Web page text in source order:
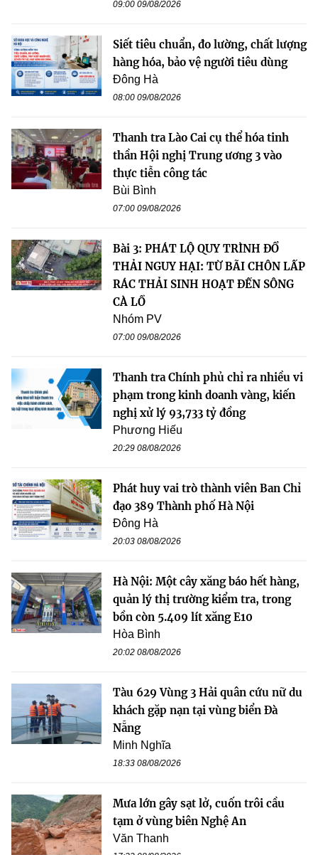
09:00 09/08/2026
Siết tiêu chuẩn, đo lường, chất lượng
hàng hóa, bảo vệ người tiêu dùng
Đông Hà
08:00 09/08/2026
Thanh tra Lào Cai cụ thể hóa tinh
thần Hội nghị Trung ương 3 vào
thực tiễn công tác
Bùi Bình
07:00 09/08/2026
Bài 3: PHÁT LỘ QUY TRÌNH ĐỔ
THẢI NGUY HẠI: TỪ BÃI CHÔN LẤP
RÁC THẢI SINH HOẠT ĐẾN SÔNG
CÀ LỒ
Nhóm PV
07:00 09/08/2026
Thanh tra Chính phủ chỉ ra nhiều vi
phạm trong kinh doanh vàng, kiến
nghị xử lý 93,733 tỷ đồng
Phương Hiếu
20:29 08/08/2026
Phát huy vai trò thành viên Ban Chỉ
đạo 389 Thành phố Hà Nội
Đông Hà
20:03 08/08/2026
Hà Nội: Một cây xăng báo hết hàng,
quản lý thị trường kiểm tra, trong
bồn còn 5.409 lít xăng E10
Hòa Bình
20:02 08/08/2026
Tàu 629 Vùng 3 Hải quân cứu nữ du
khách gặp nạn tại vùng biển Đà
Nẵng
Minh Nghĩa
18:33 08/08/2026
Mưa lớn gây sạt lở, cuốn trôi cầu
tạm ở vùng biên Nghệ An
Văn Thanh